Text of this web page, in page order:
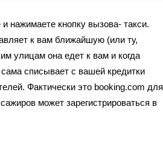
нажимаете кнопку вызова- такси.
к вам ближайшую (или ту,
улицам она едет к вам и когда
списывает с вашей кредитки
Фактически это booking.com для
может зарегистрироваться в